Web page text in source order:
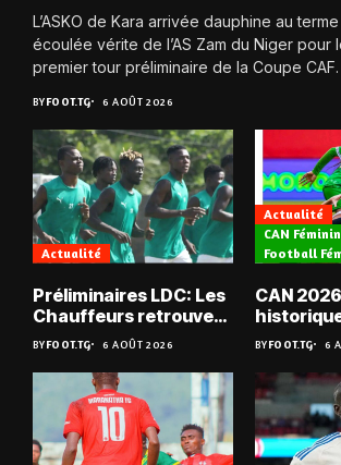
L’ASKO de Kara arrivée dauphine au
écoulée vérite de l’AS Zam du Niger pour
premier tour préliminaire de la Coupe CAF.
BYFOOT.TG 6 AOÛT 2026
Actualité
Préliminaires LDC: Les
Chauffeurs retrouvent
les Mimos
BYFOOT.TG 6 AOÛT 2026
Actualité
CAN
Football
CAN
sauvé, la
éliminée
BYFOOT.TG 6